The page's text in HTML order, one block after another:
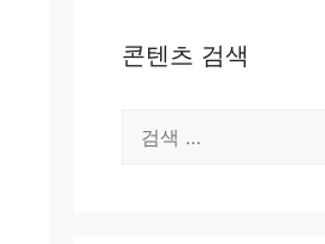
콘텐츠 검색